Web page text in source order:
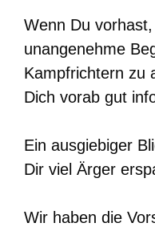
Wenn Du
unangenehme
Kampfrichtern zu
Dich vorab gut
Ein ausgiebiger
Dir viel Ärger
Wir haben die